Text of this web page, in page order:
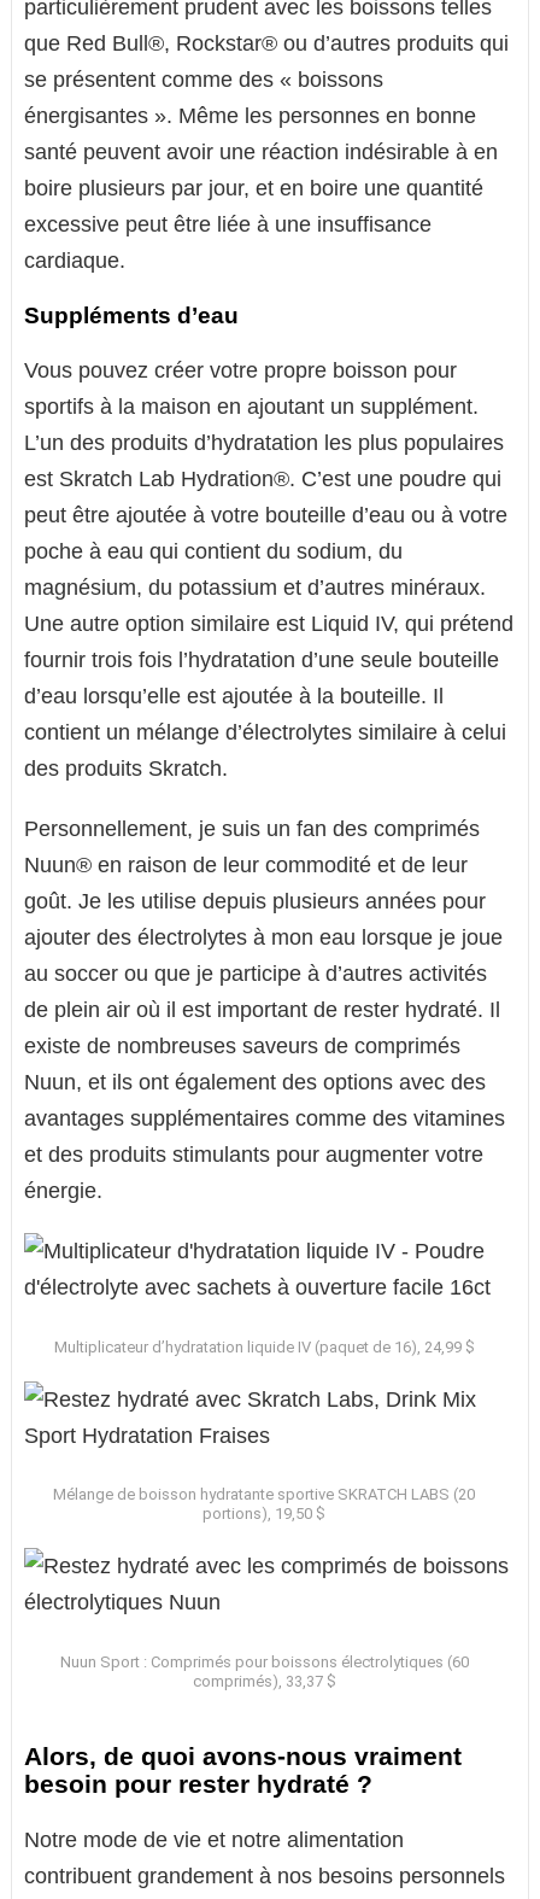
particulièrement prudent avec les boissons telles
que Red Bull®, Rockstar® ou d’autres produits qui
se présentent comme des « boissons
énergisantes ». Même les personnes en bonne
santé peuvent avoir une réaction indésirable à en
boire plusieurs par jour, et en boire une quantité
excessive peut être liée à une insuffisance
cardiaque.
Suppléments d’eau
Vous pouvez créer votre propre boisson pour
sportifs à la maison en ajoutant un supplément.
L’un des produits d’hydratation les plus populaires
est Skratch Lab Hydration®. C’est une poudre qui
peut être ajoutée à votre bouteille d’eau ou à votre
poche à eau qui contient du sodium, du
magnésium, du potassium et d’autres minéraux.
Une autre option similaire est Liquid IV, qui prétend
fournir trois fois l’hydratation d’une seule bouteille
d’eau lorsqu’elle est ajoutée à la bouteille. Il
contient un mélange d’électrolytes similaire à celui
des produits Skratch.
Personnellement, je suis un fan des comprimés
Nuun® en raison de leur commodité et de leur
goût. Je les utilise depuis plusieurs années pour
ajouter des électrolytes à mon eau lorsque je joue
au soccer ou que je participe à d’autres activités
de plein air où il est important de rester hydraté. Il
existe de nombreuses saveurs de comprimés
Nuun, et ils ont également des options avec des
avantages supplémentaires comme des vitamines
et des produits stimulants pour augmenter votre
énergie.
Multiplicateur d’hydratation liquide IV (paquet de 16), 24,99 $
Mélange de boisson hydratante sportive SKRATCH LABS (20
portions), 19,50 $
Nuun Sport : Comprimés pour boissons électrolytiques (60
comprimés), 33,37 $
Alors, de quoi avons-nous vraiment
besoin pour rester hydraté ?
Notre mode de vie et notre alimentation
contribuent grandement à nos besoins personnels